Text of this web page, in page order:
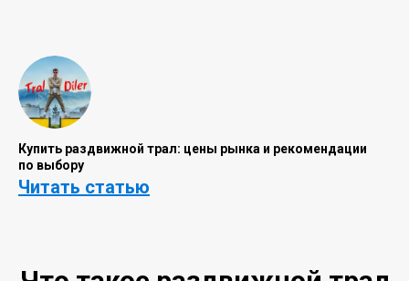
Купить раздвижной трал: цены рынка и рекомендации
по выбору
Читать статью